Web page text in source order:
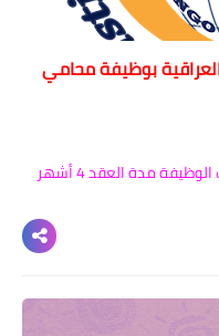
بوظيفة محامي
مؤسسة Justice Center Iraq معلومات الوظيفة مدة العقد 4 أشهر